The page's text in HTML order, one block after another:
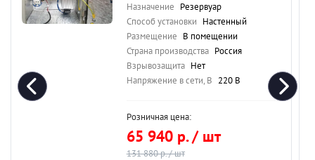
Назначение Резервуар
Способ установки Настенный
Размещение В помещении
Страна производства Россия
Взрывозащита Нет
Напряжение в сети, В 220 В
Розничная цена:
65 940 р. / шт
131 880 р. / шт